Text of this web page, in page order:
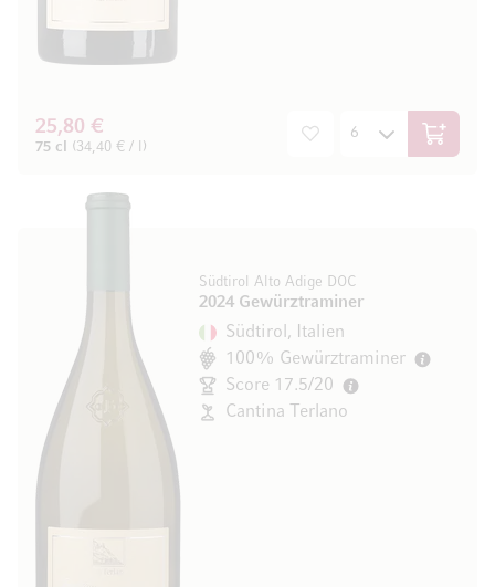
25,80 €
75 cl (34,40 € / l) In den
Südtirol Alto Adige DOC
2024 Gewürztraminer
Südtirol, Italien
100% Gewürztraminer
Score 17.5/20
Cantina Terlano